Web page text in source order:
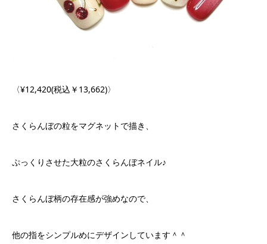
〈¥12,420(税込￥13,662)〉
さくらんぼの粒をマグネットで描き、
ぷっくりさせた大粒のさくらんぼネイル♪
さくらんぼ柄の存在感が強めなので、
他の指をシンプルめにデザインしています＾＾